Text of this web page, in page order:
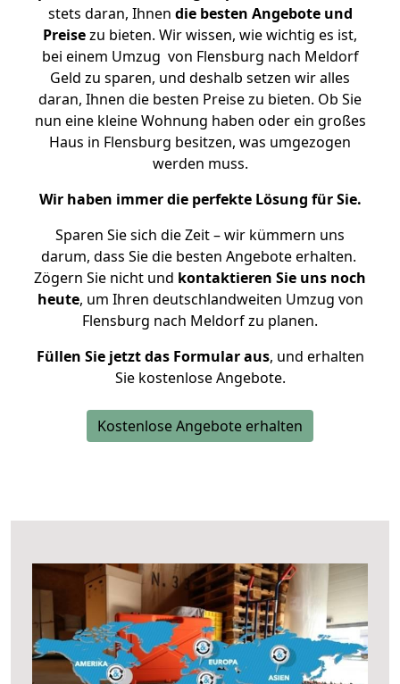
stets daran, Ihnen die besten Angebote und
Preisezu bieten. Wir wissen, wie wichtig es ist,
bei einem Umzug von Flensburg nach Meldorf
Geld zu sparen, und deshalb setzen wir alles
daran, Ihnen die besten Preise zu bieten. Ob Sie
nun eine kleine Wohnung haben oder ein großes
Haus in Flensburg besitzen, was umgezogen
werden muss.
Wir haben immer die perfekte Lösung für Sie.
Sparen Sie sich die Zeit – wir kümmern uns
darum, dass Sie die besten Angebote erhalten.
Zögern Sie nicht und kontaktieren Sie uns noch
heute, um Ihren deutschlandweiten Umzug von
Flensburg nach Meldorf zu planen.
Füllen Sie jetzt das Formular aus, und erhalten
Sie kostenlose Angebote.
Kostenlose Angebote erhalten